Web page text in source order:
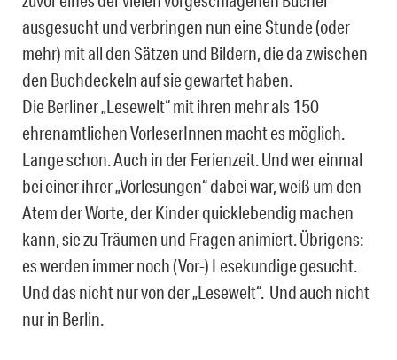
ausgesucht und verbringen nun eine Stunde (oder
mehr) mit all den Sätzen und Bildern, die da zwischen
den Buchdeckeln auf sie gewartet haben.
Die Berliner „Lesewelt“ mit ihren mehr als 150
ehrenamtlichen VorleserInnen macht es möglich.
Lange schon. Auch in der Ferienzeit. Und wer einmal
bei einer ihrer „Vorlesungen“ dabei war, weiß um den
Atem der Worte, der Kinder quicklebendig machen
kann, sie zu Träumen und Fragen animiert. Übrigens:
es werden immer noch (Vor-) Lesekundige gesucht.
Und das nicht nur von der „Lesewelt“. Und auch nicht
nur in Berlin.